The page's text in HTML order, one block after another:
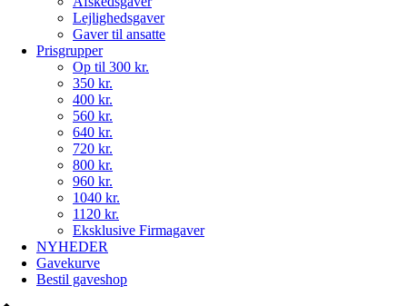
Lejlighedsgaver
Gaver til ansatte
Prisgrupper
Op til 300 kr.
350 kr.
400 kr.
560 kr.
640 kr.
720 kr.
800 kr.
960 kr.
1040 kr.
1120 kr.
Eksklusive Firmagaver
NYHEDER
Gavekurve
Bestil gaveshop